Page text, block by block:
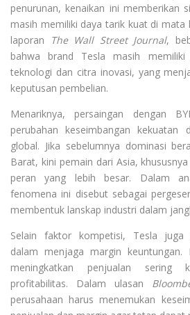
penurunan, kenaikan ini memberikan
masih memiliki daya tarik kuat di mata
laporan
The Wall Street Journal,
bahwa brand Tesla masih
teknologi dan citra inovasi, yang
keputusan pembelian.
Menariknya, persaingan dengan
perubahan keseimbangan
global. Jika sebelumnya dominasi
Barat, kini pemain dari Asia,
peran yang lebih besar. Dalam
fenomena ini disebut sebagai
membentuk lanskap industri dalam
Selain faktor kompetisi, Tesla juga
dalam menjaga margin keuntungan.
meningkatkan penjualan sering
profitabilitas. Dalam ulasan
perusahaan harus menemukan